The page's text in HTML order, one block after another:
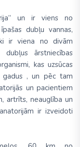
un ir viens no
dubļu vannas,
ir viena no divām
ārstniecības
kas uzsūcas
, un pēc tam
un pacientiem
artrīts, neauglība un
ir izveidoti